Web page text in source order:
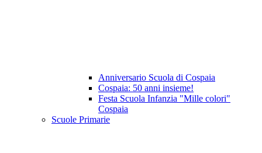
Anniversario Scuola di Cospaia
Cospaia: 50 anni insieme!
Festa Scuola Infanzia "Mille colori"
Cospaia
Scuole Primarie